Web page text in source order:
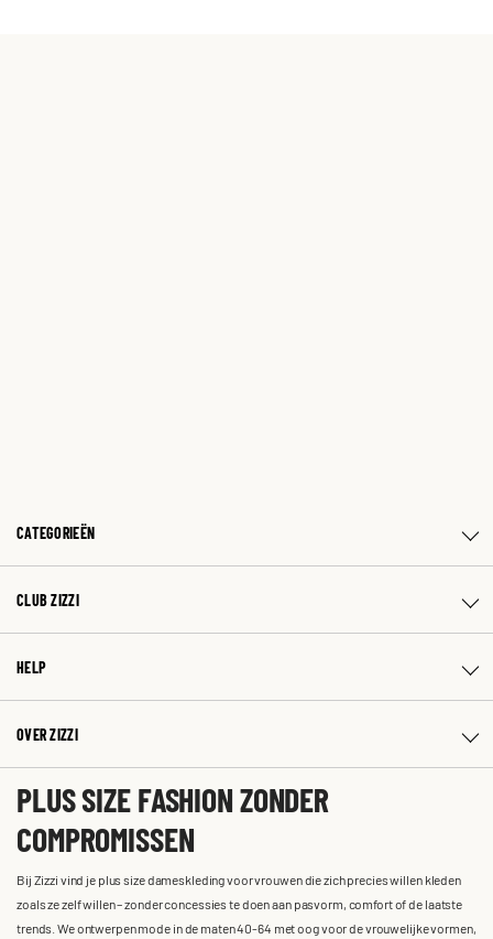
CATEGORIEËN
CLUB ZIZZI
HELP
OVER ZIZZI
PLUS SIZE FASHION ZONDER
COMPROMISSEN
Bij Zizzi vind je plus size dameskleding voor vrouwen die zich precies willen kleden
zoals ze zelf willen – zonder concessies te doen aan pasvorm, comfort of de laatste
trends. We ontwerpen mode in de maten 40-64 met oog voor de vrouwelijke vormen,